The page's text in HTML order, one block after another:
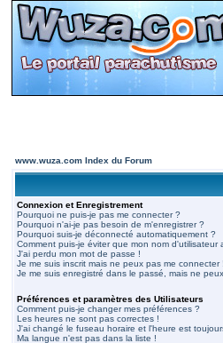
www.wuza.com Index du Forum
Connexion et Enregistrement
Pourquoi ne puis-je pas me connecter ?
Pourquoi n'ai-je pas besoin de m'enregistrer ?
Pourquoi suis-je déconnecté automatiquement ?
Comment puis-je éviter que mon nom
J'ai perdu mon mot de passe !
Je me suis inscrit mais ne peux pas me connecter !
Je me suis enregistré dans le passé, mais ne
Préférences et paramètres des Utilisateurs
Comment puis-je changer mes préférences ?
Les heures ne sont pas correctes !
J'ai changé le fuseau horaire et l'heure est
Ma langue n'est pas dans la liste !